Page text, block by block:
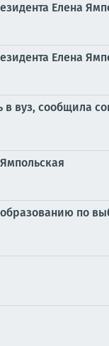
Елена
Елена
вуз, сообщила
образованию по